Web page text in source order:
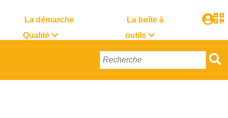
La démarche
Qualité
La boîte à
outils